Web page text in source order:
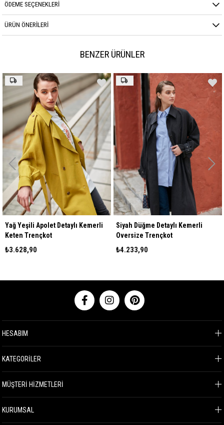
ÖDEME SEÇENEKLERI
ÜRÜN ÖNERILERI
BENZER ÜRÜNLER
Yağ Yeşili Apolet Detaylı Kemerli
Keten Trençkot
₺3.628,90
Siyah Düğme Detaylı Kemerli
Oversize Trençkot
₺4.233,90
HESABIM
KATEGORİLER
MÜŞTERİ HİZMETLERİ
KURUMSAL